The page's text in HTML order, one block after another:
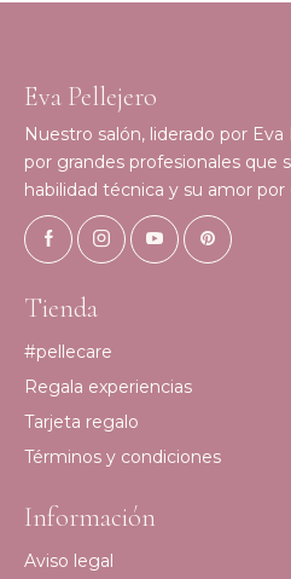
Eva Pellejero
Nuestro salón, liderado por
por grandes profesionales que
habilidad técnica y su amor por
Tienda
#pellecare
Regala experiencias
Tarjeta regalo
Términos y condiciones
Información
Aviso legal